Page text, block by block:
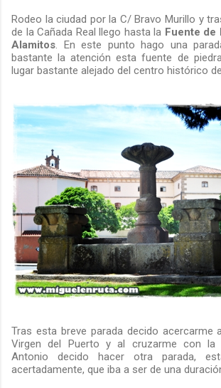
Rodeo la ciudad por la C/ Bravo Murillo y
de la Cañada Real llego hasta la Fuente de
Alamitos. En este punto hago una
bastante la atención esta fuente de
lugar bastante alejado del centro histórico
Tras esta breve parada decido acercarme
Virgen del Puerto y al cruzarme con la
Antonio decido hacer otra parada,
acertadamente, que iba a ser de una